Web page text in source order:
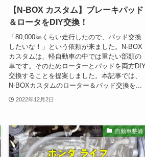
【N-BOX カスタム】ブレーキパッド
＆ロータをDIY交換！
「80,000㎞くらい走行したので、パッド交換
したいな！」という依頼が来ました。N-BOX
カスタムは、軽自動車の中では重たい部類の
車です。そのためローターとパッドを両方
交換することを提案しました。本記事では、
N-BOXカスタムのローター＆パッド交換を...
2022年12月2日
自動車整備